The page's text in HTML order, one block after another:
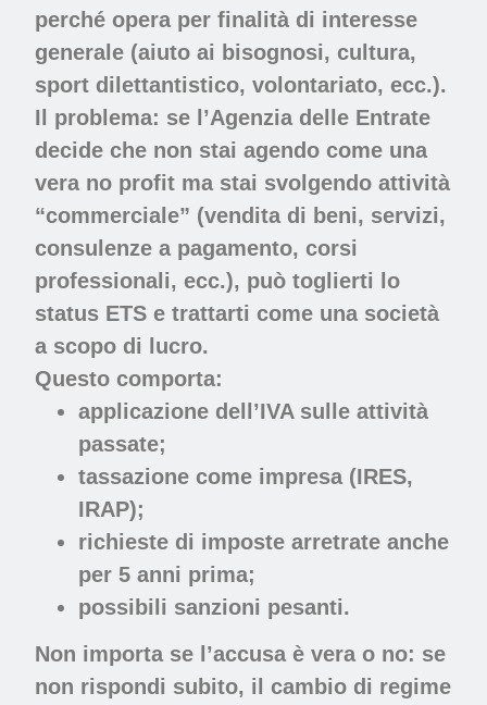
perché opera per finalità di interesse
generale (aiuto ai bisognosi, cultura,
sport dilettantistico, volontariato, ecc.).
Il problema: se l’Agenzia delle Entrate
decide che non stai agendo come una
vera no profit ma stai svolgendo attività
“commerciale” (vendita di beni, servizi,
consulenze a pagamento, corsi
professionali, ecc.), può toglierti lo
status ETS e trattarti come una società
a scopo di lucro.
Questo comporta:
applicazione dell’IVA sulle attività
passate;
tassazione come impresa (IRES,
IRAP);
richieste di imposte arretrate anche
per 5 anni prima;
possibili sanzioni pesanti.
Non importa se l’accusa è vera o no: se
non rispondi subito, il cambio di regime